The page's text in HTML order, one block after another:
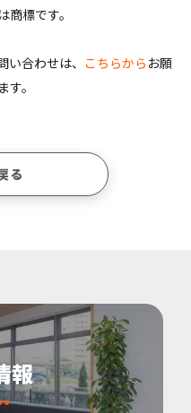
商標です。
合わせは、 こちらから お願
す。
る
報